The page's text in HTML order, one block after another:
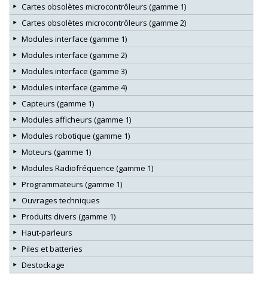
Cartes obsolètes microcontrôleurs (gamme 1)
Cartes obsolètes microcontrôleurs (gamme 2)
Modules interface (gamme 1)
Modules interface (gamme 2)
Modules interface (gamme 3)
Modules interface (gamme 4)
Capteurs (gamme 1)
Modules afficheurs (gamme 1)
Modules robotique (gamme 1)
Moteurs (gamme 1)
Modules Radiofréquence (gamme 1)
Programmateurs (gamme 1)
Ouvrages techniques
Produits divers (gamme 1)
Haut-parleurs
Piles et batteries
Destockage